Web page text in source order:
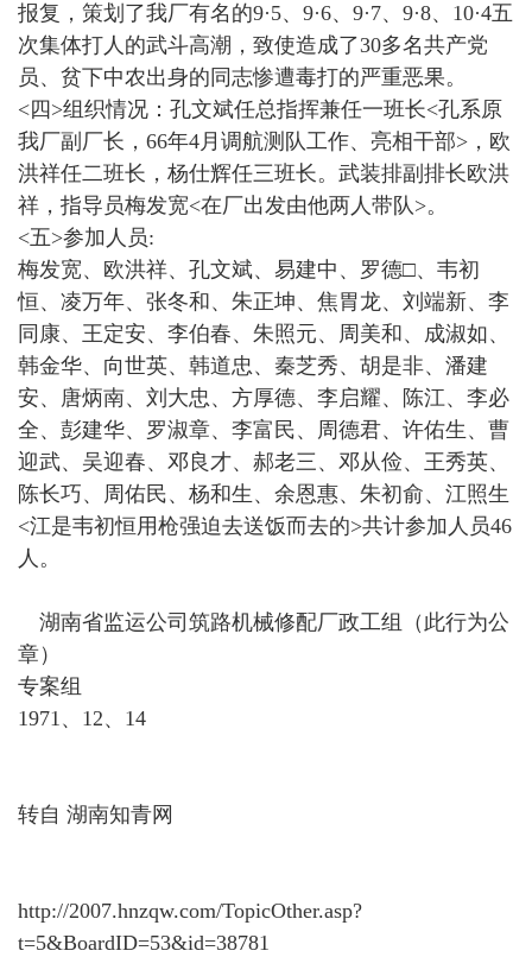
报复，策划了我厂有名的9·5、9·6、9·7、9·8、10·4五
次集体打人的武斗高潮，致使造成了30多名共产党
员、贫下中农出身的同志惨遭毒打的严重恶果。
<四>组织情况：孔文斌任总指挥兼任一班长<孔系原
我厂副厂长，66年4月调航测队工作、亮相干部>，欧
洪祥任二班长，杨仕辉任三班长。武装排副排长欧洪
祥，指导员梅发宽<在厂出发由他两人带队>。
<五>参加人员:
梅发宽、欧洪祥、孔文斌、易建中、罗德□、韦初
恒、凌万年、张冬和、朱正坤、焦胃龙、刘端新、李
同康、王定安、李伯春、朱照元、周美和、成淑如、
韩金华、向世英、韩道忠、秦芝秀、胡是非、潘建
安、唐炳南、刘大忠、方厚德、李启耀、陈江、李必
全、彭建华、罗淑章、李富民、周德君、许佑生、曹
迎武、吴迎春、邓良才、郝老三、邓从俭、王秀英、
陈长巧、周佑民、杨和生、余恩惠、朱初俞、江照生
<江是韦初恒用枪强迫去送饭而去的>共计参加人员46
人。
湖南省监运公司筑路机械修配厂政工组（此行为公
章）
专案组
1971、12、14
转自 湖南知青网
http://2007.hnzqw.com/TopicOther.asp?
t=5&BoardID=53&id=38781